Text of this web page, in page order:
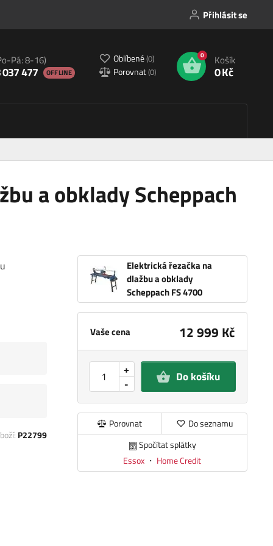
Přihlásit se
Pá: 8-16)
477 OFFLINE
Oblíbené(0)
Porovnat(0)
0 Košík
0 Kč
a obklady Scheppach
Elektrická řezačka na
dlažbu a obklady
Scheppach FS 4700
Vaše cena 12 999 Kč
-
+ Do košíku
Porovnat
Do seznamu
Spočítat splátky
Essox ・ Home Credit
P22799